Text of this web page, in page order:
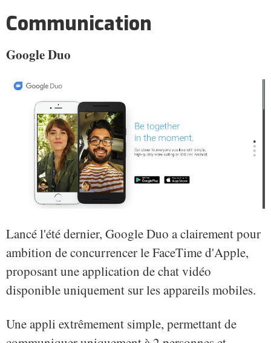
Communication
Google Duo
Lancé l'été dernier, Google Duo a clairement pour
ambition de concurrencer le FaceTime d'Apple,
proposant une application de chat vidéo
disponible uniquement sur les appareils mobiles.
Une appli extrêmement simple, permettant de